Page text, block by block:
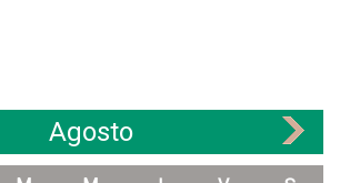
Agosto